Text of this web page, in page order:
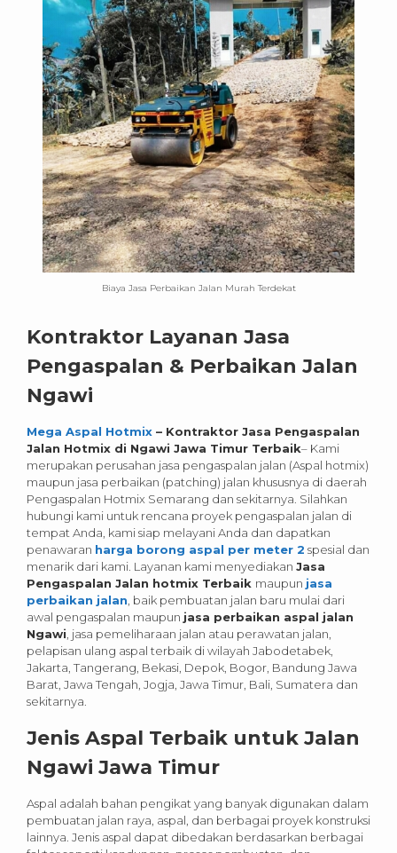
Biaya Jasa Perbaikan Jalan Murah Terdekat
Kontraktor Layanan Jasa
Pengaspalan & Perbaikan Jalan
Ngawi
Mega Aspal Hotmix – Kontraktor Jasa Pengaspalan
Jalan Hotmix di Ngawi Jawa Timur Terbaik– Kami
merupakan perusahan jasa pengaspalan jalan (Aspal hotmix)
maupun jasa perbaikan (patching) jalan khususnya di daerah
Pengaspalan Hotmix Semarang dan sekitarnya. Silahkan
hubungi kami untuk rencana proyek pengaspalan jalan di
tempat Anda, kami siap melayani Anda dan dapatkan
penawaran harga borong aspal per meter 2 spesial dan
menarik dari kami. Layanan kami menyediakan Jasa
Pengaspalan Jalan hotmix Terbaik maupun jasa
perbaikan jalan , baik pembuatan jalan baru mulai dari
awal pengaspalan maupun jasa perbaikan aspal jalan
Ngawi , jasa pemeliharaan jalan atau perawatan jalan,
pelapisan ulang aspal terbaik di wilayah Jabodetabek,
Jakarta, Tangerang, Bekasi, Depok, Bogor, Bandung Jawa
Barat, Jawa Tengah, Jogja, Jawa Timur, Bali, Sumatera dan
sekitarnya.
Jenis Aspal Terbaik untuk Jalan
Ngawi Jawa Timur
Aspal adalah bahan pengikat yang banyak digunakan dalam
pembuatan jalan raya, aspal, dan berbagai proyek konstruksi
lainnya. Jenis aspal dapat dibedakan berdasarkan berbagai